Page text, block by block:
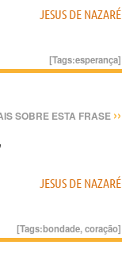
JESUS DE NAZARÉ
[Tags:esperança]
SOBRE ESTA FRASE ››
JESUS DE NAZARÉ
[Tags:bondade,coração]